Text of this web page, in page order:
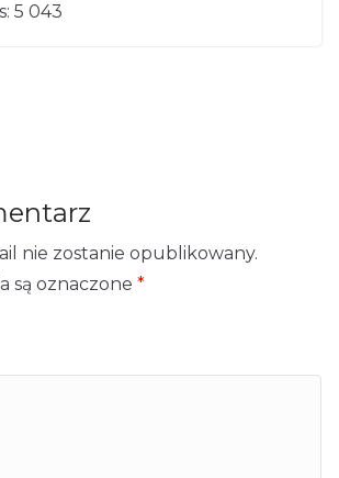
5 043
nie zostanie opublikowany.
są oznaczone *